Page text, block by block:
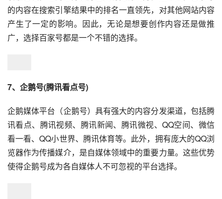
的内容在搜索引擎结果中的排名一直领先，对其他网站内容
产生了一定的影响。因此，无论是想要创作内容还是做推
广，选择百家号都是一个不错的选择。
7、企鹅号(腾讯看点号)
企鹅媒体平台（企鹅号）具有强大的内容分发渠道，包括腾
讯看点、腾讯视频、腾讯新闻、腾讯微视、QQ空间、微信
看一看、QQ小世界、腾讯体育等。此外，拥有庞大的QQ浏
览器作为传播媒介，是自媒体领域中的重要力量。这些优势
使得企鹅号成为各自媒体人不可忽视的平台选择。